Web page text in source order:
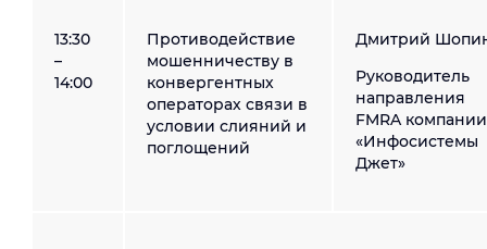
13:30
–
14:00
Противодействие
мошенничеству в
конвергентных
операторах связи в
условии слияний и
поглощений
Дмитрий
Руководитель
направления
FMRA компании
«Инфосистемы
Джет»